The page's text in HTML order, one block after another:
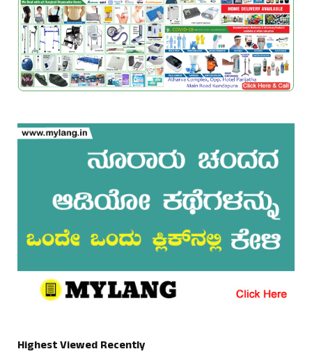
Highest Viewed Recently